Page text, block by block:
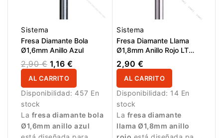
Sistema
Fresa Diamante Bola
Ø1,6mm Anillo Azul
2,90 € 1,16 €
AL CARRITO
Disponibilidad: 457 En
stock
La fresa diamante bola
Ø1,6mm anillo azul
Sistema
Fresa Diamante Llama
Ø1,8mm Anillo Rojo LT
8,0mm
2,90 €
AL CARRITO
Disponibilidad: 14 En
stock
La fresa diamante
llama Ø1,8mm anillo